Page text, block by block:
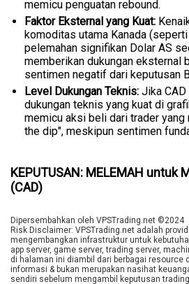
memicu penguatan rebound.
Faktor Eksternal yang Kuat:
komoditas utama Kanada
pelemahan signifikan Dolar AS
memberikan dukungan eksternal
sentimen negatif dari keputusan
Level Dukungan Teknis: Jika
dukungan teknis yang kuat di
memicu aksi beli dari trader yang
the dip", meskipun sentimen
KEPUTUSAN: MELEMAH untuk
(CAD)
Dipersembahkan oleh VPSTrading.net ©2024
Risk Disclaimer: VPSTrading.net adalah
mengembangkan infrastruktur untuk
app server, game server, trading server,
di halaman ini diambil dari berbagai resource
informasi & bukan merupakan nasihat
sendiri sebelum mengambil keputusan